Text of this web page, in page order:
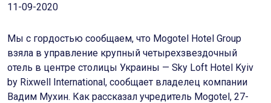
11-09-2020
Мы с гордостью сообщаем, что Mogotel Hotel Group
взяла в управление крупный четырехзвездочный
отель в центре столицы Украины — Sky Loft Hotel Kyiv
by Rixwell International, сообщает владелец компании
Вадим Мухин. Как рассказал учредитель Mogotel, 27-